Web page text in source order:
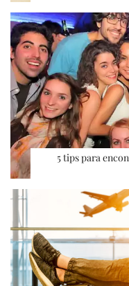
5 tips para